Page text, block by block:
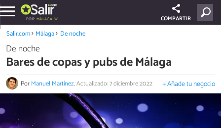
POR: MÁLAGA COMPARTIR
Salir.com Málaga De noche
De noche
Bares de copas y pubs de Málaga
PorManuel Martínez.Actualizado: 7 diciembre 2022 + Añade tu negocio